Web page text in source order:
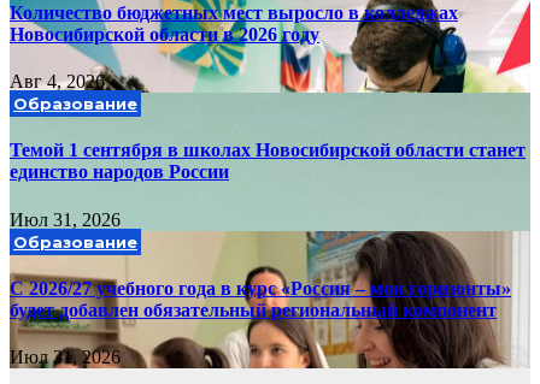
Количество бюджетных мест выросло в колледжах
Новосибирской области в 2026 году
Авг 4, 2026
Образование
Темой 1 сентября в школах Новосибирской области станет
единство народов России
Июл 31, 2026
Образование
С 2026/27 учебного года в курс «Россия – мои горизонты»
будет добавлен обязательный региональный компонент
Июл 31, 2026